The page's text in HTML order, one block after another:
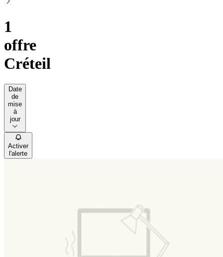
1
offre
Créteil
Date
de
mise
à
jour
Activer
l'alerte